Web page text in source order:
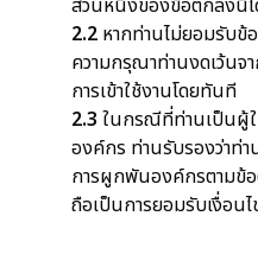
ส่วนหนึ่งของข้อตกลงนี้
2.2 หากท่านไม่ยอมรับ
ความกรุณาท่านงดเว้นจ
การเข้าใช้งานโดยทันที
2.3 ในกรณีที่ท่านเป็นผู้
องค์กร ท่านรับรองว่าท่
การผูกพันองค์กรตามข้อ
ถือเป็นการยอมรับเงื่อน